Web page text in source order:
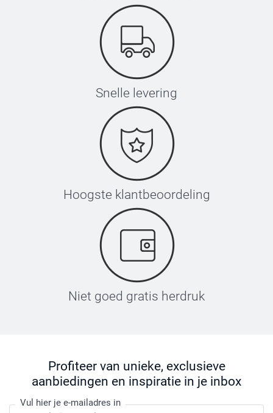
Snelle levering
Hoogste klantbeoordeling
Niet goed gratis herdruk
Profiteer van unieke, exclusieve
aanbiedingen en inspiratie in je inbox
Vul hier je e-mailadres in